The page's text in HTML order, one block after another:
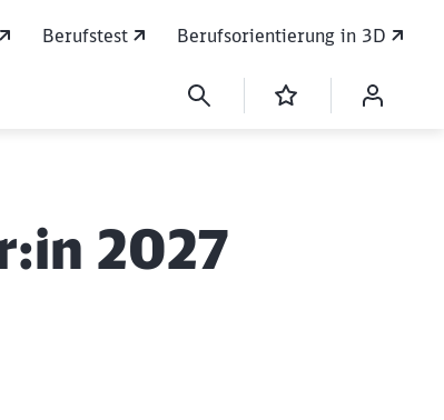
Berufstest Berufsorientierung in 3D
2027